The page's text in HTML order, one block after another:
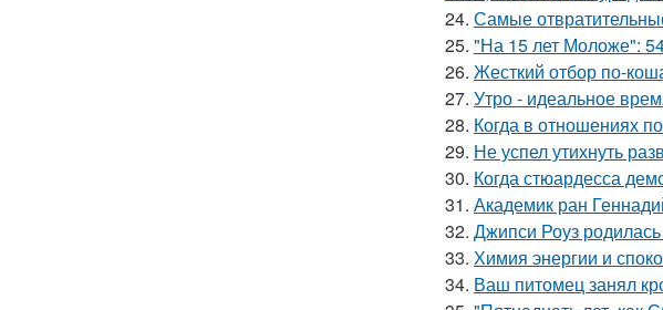
24. Самые
25. "На 15 лет Моложе":
26. Жесткий отбор по-
27. Утро - идеальное
28. Когда в отношениях
29. Не успел утихнуть
30. Когда стюардесса
31. Академик ран
32. Джипси Роуз
33. Химия энергии и
34. Ваш питомец занял